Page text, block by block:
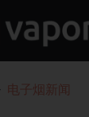
电子烟新闻